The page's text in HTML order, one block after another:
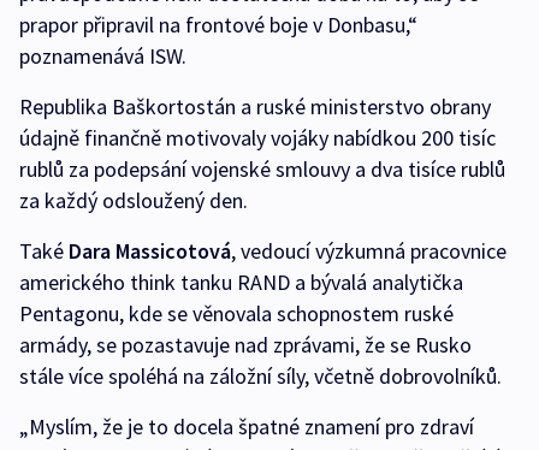
prapor připravil na frontové boje v Donbasu,“
poznamenává ISW.
Republika Baškortostán a ruské ministerstvo obrany
údajně finančně motivovaly vojáky nabídkou 200 tisíc
rublů za podepsání vojenské smlouvy a dva tisíce rublů
za každý odsloužený den.
Také Dara Massicotová, vedoucí výzkumná pracovnice
amerického think tanku RAND a bývalá analytička
Pentagonu, kde se věnovala schopnostem ruské
armády, se pozastavuje nad zprávami, že se Rusko
stále více spoléhá na záložní síly, včetně dobrovolníků.
„Myslím, že je to docela špatné znamení pro zdraví